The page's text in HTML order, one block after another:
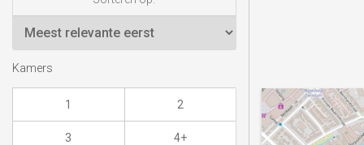
Kamers
1 2
3 4+